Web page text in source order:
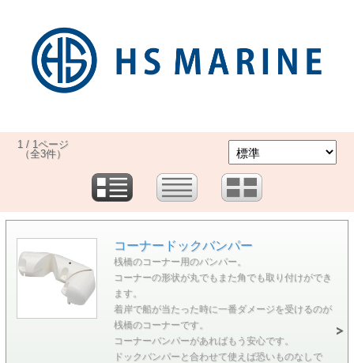
1 / 1ページ
（全3件）
コーナードックバンパー
桟橋のコーナー用のバンパー。
コーナーの形状が丸でもまた角でも取り付けができ
ます。
着岸で船が当たった時に一番ダメージを受けるのが
桟橋のコーナーです。
コーナーバンパーがあればもう安心です。
ドックバンパーと合わせて使えば恐いものなしで